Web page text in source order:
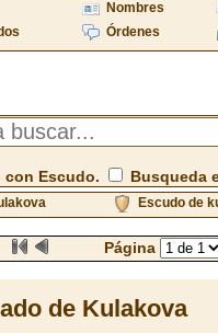
Nombres
Órdenes
con Escudo. Busqueda
Escudo de
Página
de Kulakova